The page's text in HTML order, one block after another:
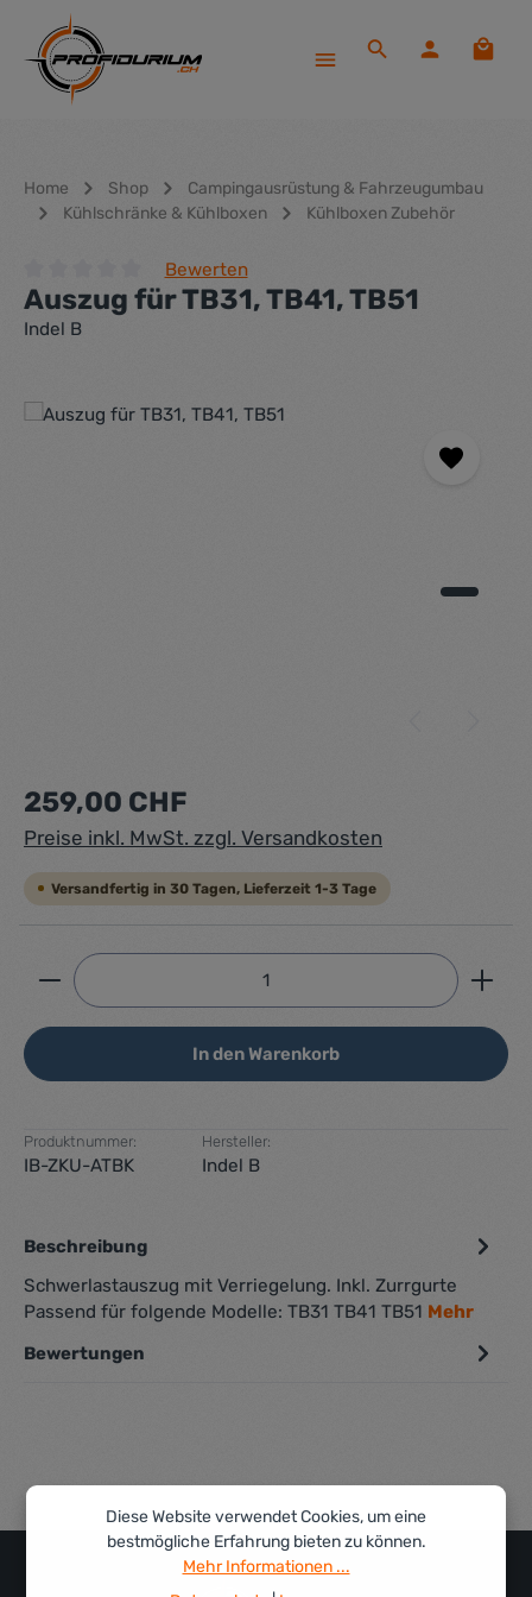
Zum Hauptinhalt springen
Home Shop
Campingausrüstung & Fahrzeugumbau
Kühlschränke & Kühlboxen
Kühlboxen Zubehör
Durchschnittliche Bewertung von 0 von 5 Sternen
Bewerten
Auszug für TB31, TB41, TB51
Indel B
Bildergalerie überspringen
Regulärer Preis:
259,00 CHF
Preise inkl. MwSt. zzgl. Versandkosten
Versandfertig in 30 Tagen, Lieferzeit 1-3 Tage
Produkt Anzahl: Gib den gewünschten Wert ein
In den Warenkorb
Produktnummer:
IB-ZKU-ATBK
Hersteller:
Indel B
Beschreibung
Schwerlastauszug mit Verriegelung. Inkl. Zurrgurte
Passend für folgende Modelle: TB31 TB41 TB51 Mehr
Bewertungen
Diese Website verwendet Cookies, um eine
bestmögliche Erfahrung bieten zu können.
Mehr Informationen ...